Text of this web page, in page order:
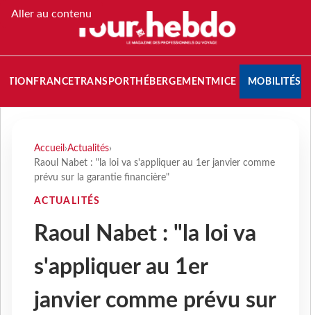
Aller au contenu
FRANCETRANSPORT HÉBERGEMENTMICE MOBILITÉS
Accueil ›Actualités›
Raoul Nabet : "la loi va s'appliquer au 1er janvier comme
prévu sur la garantie financière"
ACTUALITÉS
Raoul Nabet : "la loi va
s'appliquer au 1er
janvier comme prévu sur